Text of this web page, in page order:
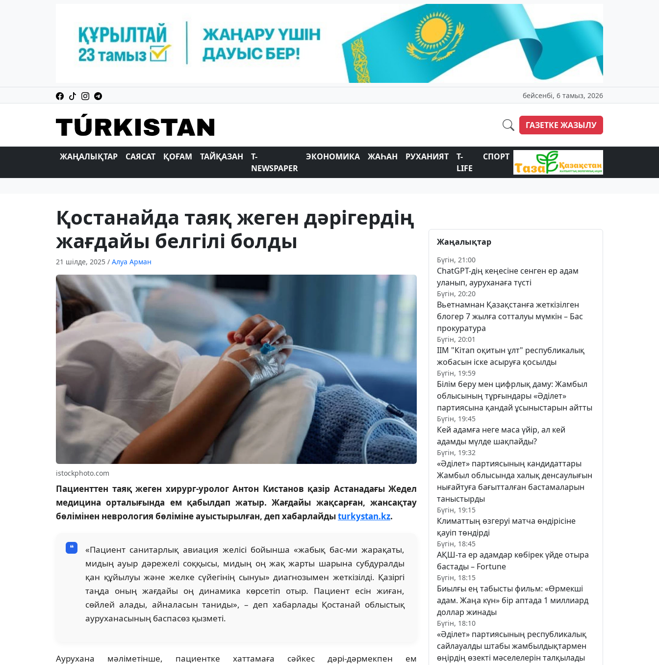
бейсенбі, 6 тамыз, 2026
ГАЗЕТКЕ ЖАЗЫЛУ
ЖАҢАЛЫҚТАР САЯСАТ ҚОҒАМ ТАЙҚАЗАН
T-
NEWSPAPER
ЭКОНОМИКА ЖАҺАН РУХАНИЯТ
T-
LIFE
СПОРТ
Қостанайда таяқ жеген дәрігердің
жағдайы белгілі болды
21 шілде, 2025 / Алуа Арман
istockphoto.com
Пациенттен таяқ жеген хирург-уролог Антон Кистанов қазір Астанадағы Жедел
медицина орталығында ем қабылдап жатыр. Жағдайы жақсарған, жансақтау
бөлімінен неврология бөліміне ауыстырылған, деп хабарлайдыturkystan.kz.
«Пациент санитарлық авиация желісі бойынша «жабық бас-ми жарақаты,
мидың ауыр дәрежелі соққысы, мидың оң жақ жарты шарына субдуралды
қан құйылуы және желке сүйегінің сынуы» диагнозымен жеткізілді. Қазіргі
таңда оның жағдайы оң динамика көрсетіп отыр. Пациент есін жиған,
сөйлей алады, айналасын таниды», – деп хабарлады Қостанай облыстық
ауруханасының баспасөз қызметі.
Аурухана мәліметінше, пациентке хаттамаға сәйкес дәрі-дәрмекпен ем
Жаңалықтар
Бүгін, 21:00
ChatGPT-дің кеңесіне сенген ер адам
уланып, ауруханаға түсті
Бүгін, 20:20
Вьетнамнан Қазақстанға жеткізілген
блогер 7 жылға сотталуы мүмкін – Бас
прокуратура
Бүгін, 20:01
ІІМ "Кітап оқитын ұлт" республикалық
жобасын іске асыруға қосылды
Бүгін, 19:59
Білім беру мен цифрлық даму: Жамбыл
облысының тұрғындары «Әділет»
партиясына қандай ұсыныстарын айтты
Бүгін, 19:45
Кей адамға неге маса үйір, ал кей
адамды мүлде шақпайды?
Бүгін, 19:32
«Әділет» партиясының кандидаттары
Жамбыл облысында халық денсаулығын
нығайтуға бағытталған бастамаларын
таныстырды
Бүгін, 19:15
Климаттың өзгеруі матча өндірісіне
қауіп төндірді
Бүгін, 18:45
АҚШ-та ер адамдар көбірек үйде отыра
бастады – Fortune
Бүгін, 18:15
Биылғы ең табысты фильм: «Өрмекші
адам. Жаңа күн» бір аптада 1 миллиард
доллар жинады
Бүгін, 18:10
«Әділет» партиясының республикалық
сайлауалды штабы жамбылдықтармен
өңірдің өзекті мәселелерін талқылады